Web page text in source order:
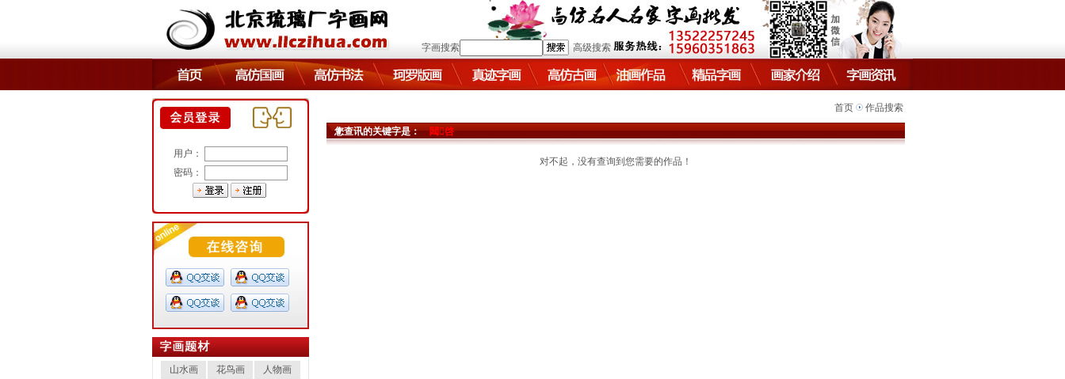
字画搜索 高级搜索
用户：
密码：
山水画 花鸟画
人物画
首页 作品搜索
您查讯的关键字是：閮啓
对不起，没有查询到您需要的作品！